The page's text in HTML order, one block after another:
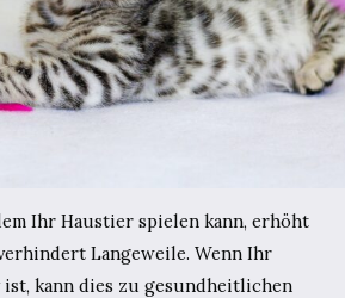
Ihr Haustier spielen kann, erhöht
Langeweile. Wenn Ihr
kann dies zu gesundheitlichen